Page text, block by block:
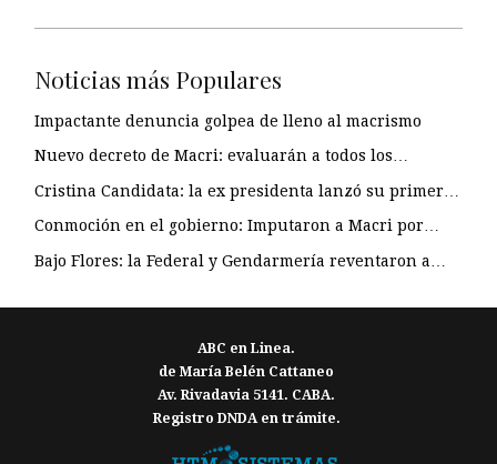
Noticias más Populares
Impactante denuncia golpea de lleno al macrismo
Nuevo decreto de Macri: evaluarán a todos los…
Cristina Candidata: la ex presidenta lanzó su primer…
Conmoción en el gobierno: Imputaron a Macri por…
Bajo Flores: la Federal y Gendarmería reventaron a…
ABC en Linea.
de María Belén Cattaneo
Av. Rivadavia 5141. CABA.
Registro DNDA en trámite.